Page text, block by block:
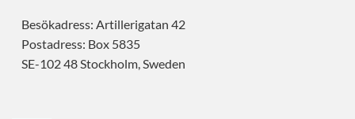
Besökadress: Artillerigatan 42
Postadress: Box 5835
SE-102 48 Stockholm, Sweden